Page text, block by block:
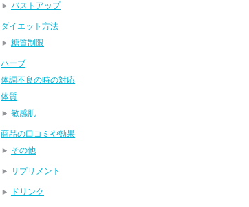
バストアップ
ダイエット方法
糖質制限
ハーブ
体調不良の時の対応
体質
敏感肌
商品の口コミや効果
その他
サプリメント
ドリンク